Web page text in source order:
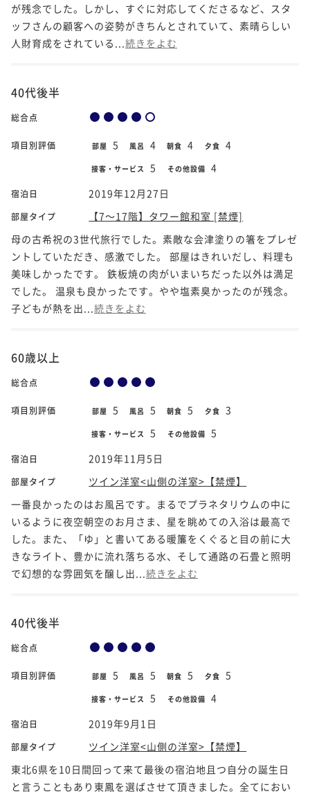
が残念でした。しかし、すぐに対応してくださるなど、スタ
ッフさんの顧客への姿勢がきちんとされていて、素晴らしい
人財育成をされている... 続きをよむ
40代後半
総合点
項目別評価 部屋 5 風呂 4 朝食 4 夕食 4
接客・サービス 5 その他設備 4
宿泊日 2019年12月27日
部屋タイプ
【7～17階】タワー館和室 [禁煙]
母の古希祝の3世代旅行でした。素敵な会津塗りの箸をプレゼ
ントしていただき、感激でした。 部屋はきれいだし、料理も
美味しかったです。 鉄板焼の肉がいまいちだった以外は満足
でした。 温泉も良かったです。やや塩素臭かったのが残念。
子どもが熱を出... 続きをよむ
60歳以上
総合点
項目別評価 部屋 5 風呂 5 朝食 5 夕食 3
接客・サービス 5 その他設備 5
宿泊日 2019年11月5日
部屋タイプ
ツイン洋室<山側の洋室>【禁煙】
一番良かったのはお風呂です。まるでプラネタリウムの中に
いるように夜空朝空のお月さま、星を眺めての入浴は最高で
した。また、「ゆ」と書いてある暖簾をくぐると目の前に大
きなライト、豊かに流れ落ちる水、そして通路の石畳と照明
で幻想的な雰囲気を醸し出... 続きをよむ
40代後半
総合点
項目別評価 部屋 5 風呂 5 朝食 5 夕食 5
接客・サービス 5 その他設備 4
宿泊日 2019年9月1日
部屋タイプ
ツイン洋室<山側の洋室>【禁煙】
東北6県を10日間回って来て最後の宿泊地且つ自分の誕生日
と言うこともあり東鳳を選ばさせて頂きました。全てにおい